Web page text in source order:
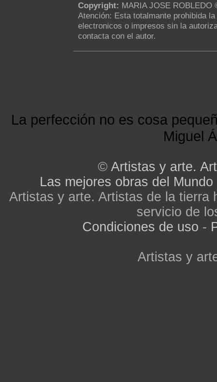
Copyright: MARIA JOSE ROBLEDO
Atención: Esta totalmante prohibida
electronicos o impresos sin la
contacta con el autor.
La perfección no es cosa
Miguel
© Artistas y arte.
Las mejores obras del Mundo
Artistas y arte. Artistas de la tierra
servicio de
Condiciones de uso -
Artistas y